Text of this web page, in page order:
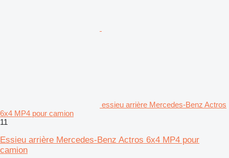
essieu arrière Mercedes-Benz Actros
6x4 MP4 pour camion
11
Essieu arrière Mercedes-Benz Actros 6x4 MP4 pour
camion